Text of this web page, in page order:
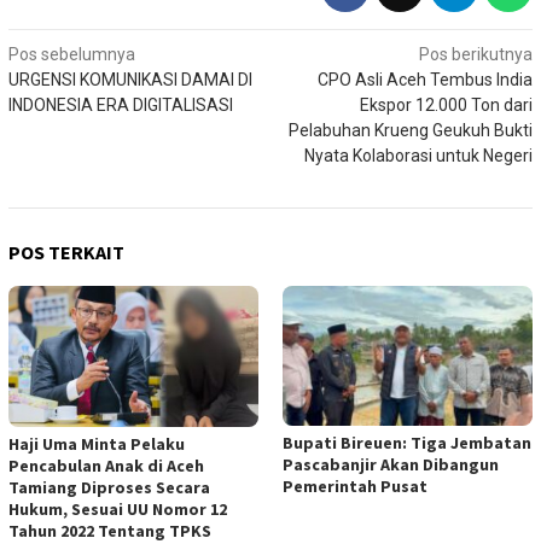
Navigasi
pos
Pos sebelumnya
URGENSI KOMUNIKASI DAMAI DI
INDONESIA ERA DIGITALISASI
Pos berikutnya
CPO Asli Aceh Tembus India
Ekspor 12.000 Ton dari
Pelabuhan Krueng Geukuh Bukti
Nyata Kolaborasi untuk Negeri
POS TERKAIT
Haji Uma Minta Pelaku
Pencabulan Anak di Aceh
Tamiang Diproses Secara
Hukum, Sesuai UU Nomor 12
Tahun 2022 Tentang TPKS
Bupati Bireuen: Tiga Jembatan
Pascabanjir Akan Dibangun
Pemerintah Pusat